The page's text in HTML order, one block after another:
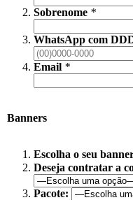
Sobrenome *
WhatsApp com
Email *
Banners
Escolha o seu
Deseja contratar a
Pacote: